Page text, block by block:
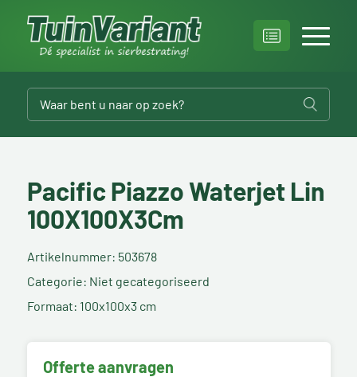
Pacific Piazzo Waterjet Lin
100X100X3Cm
Artikelnummer: 503678
Categorie: Niet gecategoriseerd
Formaat: 100x100x3 cm
Offerte aanvragen